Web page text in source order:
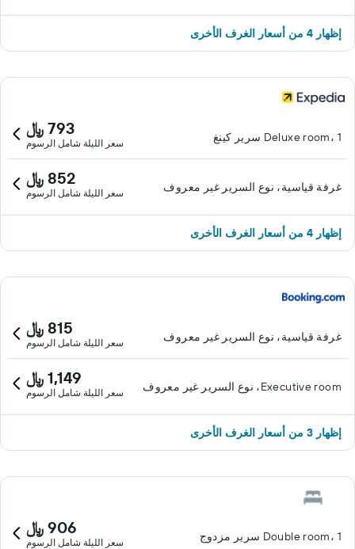
إظهار 4 من أسعار الغرف الأخرى
Deluxe room، 1 سرير كينغ 793 ﷼
سعر الليلة شامل الرسوم
غرفة قياسية، نوع السرير غير معروف 852 ﷼
سعر الليلة شامل الرسوم
إظهار 4 من أسعار الغرف الأخرى
غرفة قياسية، نوع السرير غير معروف 815 ﷼
سعر الليلة شامل الرسوم
Executive room، نوع السرير غير معروف 1,149 ﷼
سعر الليلة شامل الرسوم
إظهار 3 من أسعار الغرف الأخرى
Double room، 1 سرير مزدوج 906 ﷼
سعر الليلة شامل الرسوم